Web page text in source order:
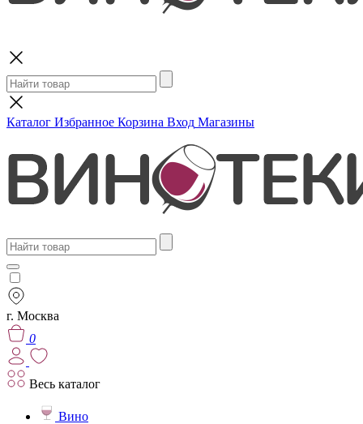
Каталог Избранное Корзина Вход Магазины
г. Москва
0
Весь каталог
Вино